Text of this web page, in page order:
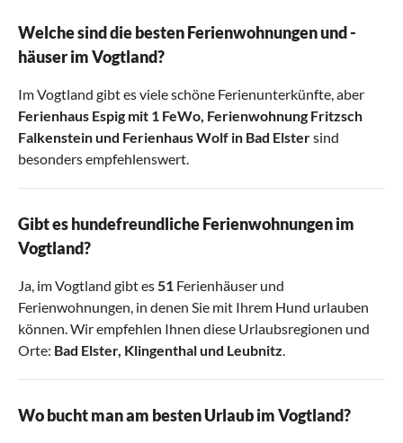
Welche sind die besten Ferienwohnungen und -
häuser im Vogtland?
Im Vogtland gibt es viele schöne Ferienunterkünfte, aber
Ferienhaus Espig mit 1 FeWo, Ferienwohnung Fritzsch
Falkensteinund Ferienhaus Wolf in Bad Elstersind
besonders empfehlenswert.
Gibt es hundefreundliche Ferienwohnungen im
Vogtland?
Ja, im Vogtland gibt es51 Ferienhäuser und
Ferienwohnungen, in denen Sie mit Ihrem Hund urlauben
können. Wir empfehlen Ihnen diese Urlaubsregionen und
Orte: Bad Elster, Klingenthalund Leubnitz.
Wo bucht man am besten Urlaub im Vogtland?